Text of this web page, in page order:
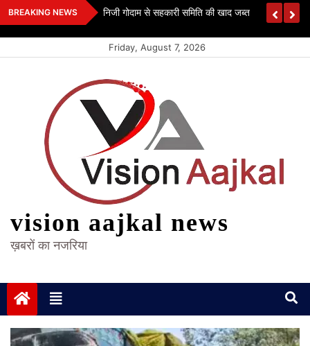
Skip
to
BREAKING NEWS निजी गोदाम से सहकारी समिति की खाद जब्त
Friday, August 7, 2026
vision aajkal news
ख़बरों का नजरिया